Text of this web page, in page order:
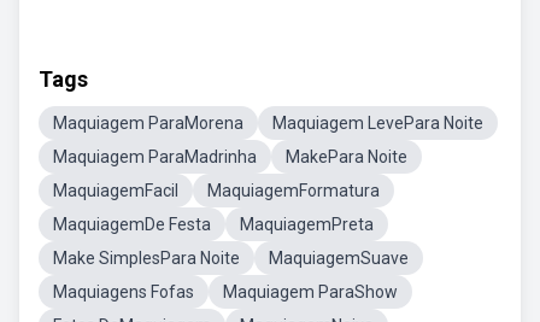
Tags
Maquiagem ParaMorena
Maquiagem LevePara Noite
Maquiagem ParaMadrinha
MakePara Noite
MaquiagemFacil
MaquiagemFormatura
MaquiagemDe Festa
MaquiagemPreta
Make SimplesPara Noite
MaquiagemSuave
Maquiagens Fofas
Maquiagem ParaShow